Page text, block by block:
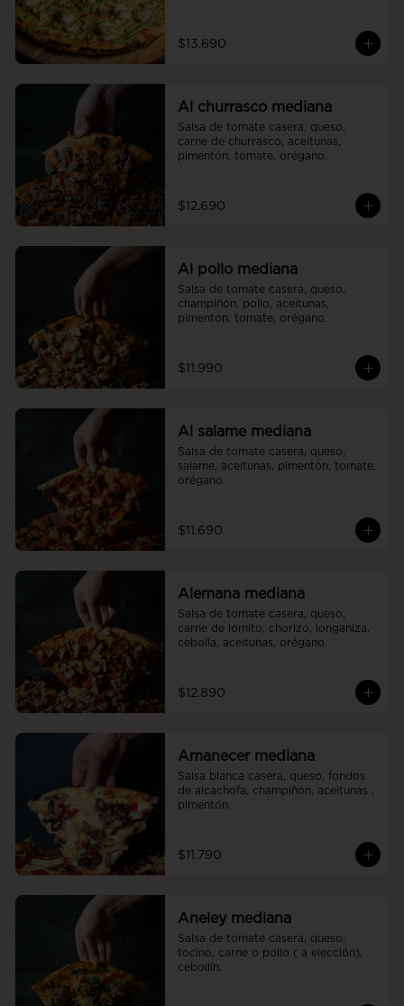
$13.690
Al churrasco mediana
Salsa de tomate casera, queso,
carne de churrasco, aceitunas,
pimentón, tomate, orégano.
$12.690
Al pollo mediana
Salsa de tomate casera, queso,
champiñón, pollo, aceitunas,
pimentón, tomate, orégano.
$11.990
Al salame mediana
Salsa de tomate casera, queso,
salame, aceitunas, pimentón, tomate,
orégano.
$11.690
Alemana mediana
Salsa de tomate casera, queso,
carne de lomito, chorizo, longaniza,
cebolla, aceitunas, orégano.
$12.890
Amanecer mediana
Salsa blanca casera, queso, fondos
de alcachofa, champiñón, aceitunas ,
pimentón.
$11.790
Aneley mediana
Salsa de tomate casera, queso,
tocino, carne o pollo ( a elección),
cebollín.